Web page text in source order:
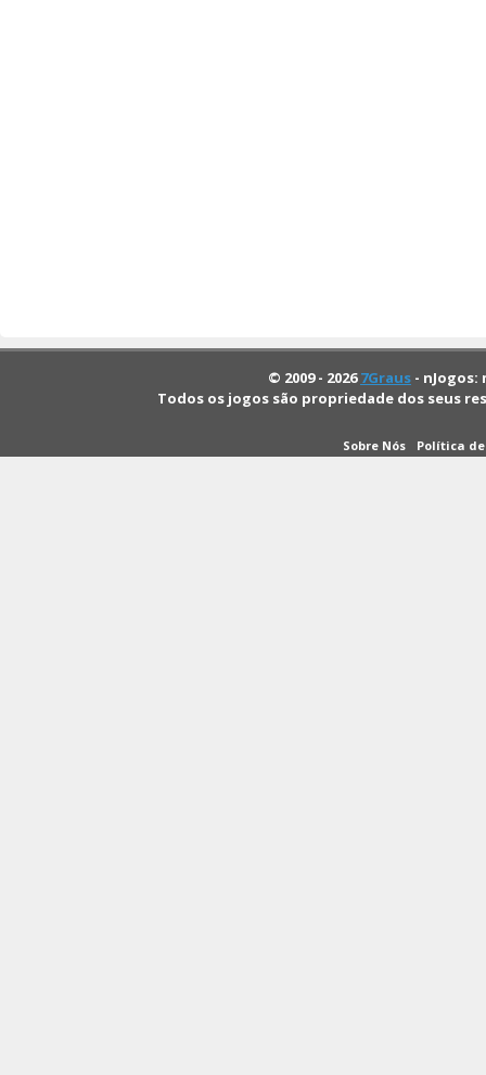
© 2009 - 20267Graus -
Todos os jogos são propriedade dos seus
Sobre Nós Política